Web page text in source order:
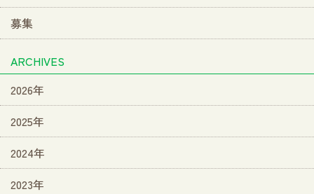
募集
ARCHIVES
2026年
2025年
2024年
2023年